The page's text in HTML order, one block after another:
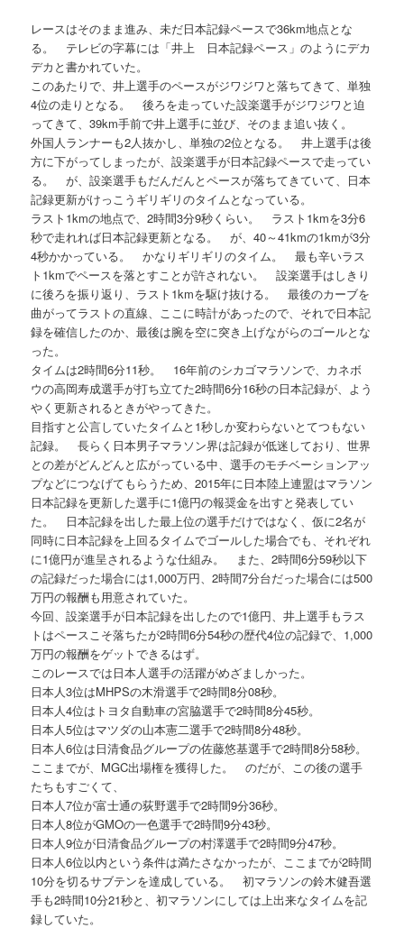
レースはそのまま進み、未だ日本記録ペースで36km地点とな
る。 テレビの字幕には「井上 日本記録ペース」のようにデカ
デカと書かれていた。
このあたりで、井上選手のペースがジワジワと落ちてきて、単独
4位の走りとなる。 後ろを走っていた設楽選手がジワジワと迫
ってきて、39km手前で井上選手に並び、そのまま追い抜く。
外国人ランナーも2人抜かし、単独の2位となる。 井上選手は後
方に下がってしまったが、設楽選手が日本記録ペースで走ってい
る。 が、設楽選手もだんだんとペースが落ちてきていて、日本
記録更新がけっこうギリギリのタイムとなっている。
ラスト1kmの地点で、2時間3分9秒くらい。 ラスト1kmを3分6
秒で走れれば日本記録更新となる。 が、40～41kmの1kmが3分
4秒かかっている。 かなりギリギリのタイム。 最も辛いラス
ト1kmでペースを落とすことが許されない。 設楽選手はしきり
に後ろを振り返り、ラスト1kmを駆け抜ける。 最後のカーブを
曲がってラストの直線、ここに時計があったので、それで日本記
録を確信したのか、最後は腕を空に突き上げながらのゴールとな
った。
タイムは2時間6分11秒。 16年前のシカゴマラソンで、カネボ
ウの高岡寿成選手が打ち立てた2時間6分16秒の日本記録が、よう
やく更新されるときがやってきた。
目指すと公言していたタイムと1秒しか変わらないとてつもない
記録。 長らく日本男子マラソン界は記録が低迷しており、世界
との差がどんどんと広がっている中、選手のモチベーションアッ
プなどにつなげてもらうため、2015年に日本陸上連盟はマラソン
日本記録を更新した選手に1億円の報奨金を出すと発表してい
た。 日本記録を出した最上位の選手だけではなく、仮に2名が
同時に日本記録を上回るタイムでゴールした場合でも、それぞれ
に1億円が進呈されるような仕組み。 また、2時間6分59秒以下
の記録だった場合には1,000万円、2時間7分台だった場合には500
万円の報酬も用意されていた。
今回、設楽選手が日本記録を出したので1億円、井上選手もラス
トはペースこそ落ちたが2時間6分54秒の歴代4位の記録で、1,000
万円の報酬をゲットできるはず。
このレースでは日本人選手の活躍がめざましかった。
日本人3位はMHPSの木滑選手で2時間8分08秒。
日本人4位はトヨタ自動車の宮脇選手で2時間8分45秒。
日本人5位はマツダの山本憲二選手で2時間8分48秒。
日本人6位は日清食品グループの佐藤悠基選手で2時間8分58秒。
ここまでが、MGC出場権を獲得した。 のだが、この後の選手
たちもすごくて、
日本人7位が富士通の荻野選手で2時間9分36秒。
日本人8位がGMOの一色選手で2時間9分43秒。
日本人9位が日清食品グループの村澤選手で2時間9分47秒。
日本人6位以内という条件は満たさなかったが、ここまでが2時間
10分を切るサブテンを達成している。 初マラソンの鈴木健吾選
手も2時間10分21秒と、初マラソンにしては上出来なタイムを記
録していた。